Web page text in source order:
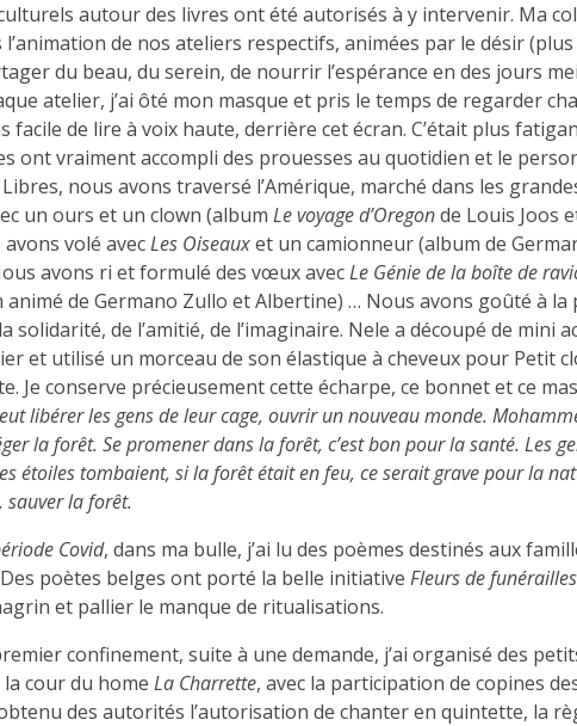
autour des livres ont été autorisés à y intervenir. Ma
de nos ateliers respectifs, animées par le désir
du beau, du serein, de nourrir l’espérance en des jours
atelier, j’ai ôté mon masque et pris le temps de regarder
facile de lire à voix haute, derrière cet écran. C’était plus
ont vraiment accompli des prouesses au quotidien et le
nous avons traversé l’Amérique, marché dans les
un ours et un clown (album Le voyage d’Oregonde Louis Joos
volé avecLes Oiseauxet un camionneur (album de
avons ri et formulé des vœux avecLe Génie de la boîte de
animé de Germano Zullo et Albertine) … Nous avons goûté à la
solidarité, de l’amitié, de l’imaginaire. Nele a découpé de mini
et utilisé un morceau de son élastique à cheveux pour Petit
Je conserve précieusement cette écharpe, ce bonnet et ce
libérer les gens de leur cage, ouvrir un nouveau monde.
la forêt. Se promener dans la forêt, c’est bon pour la santé. Les
étoiles tombaient, si la forêt était en feu, ce serait grave pour la
sauver la forêt.
Covid, dans ma bulle, j’ai lu des poèmes destinés aux
poètes belges ont porté la belle initiative Fleurs de funérailles
et pallier le manque de ritualisations.
confinement, suite à une demande, j’ai organisé des
cour du home La Charrette, avec la participation de copines
obtenu des autorités l’autorisation de chanter en quintette, la